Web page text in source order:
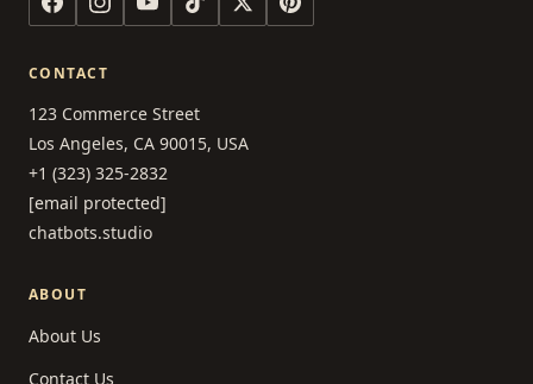
CONTACT
123 Commerce Street
Los Angeles, CA 90015, USA
+1 (323) 325-2832
[email protected]
chatbots.studio
ABOUT
About Us
Contact Us